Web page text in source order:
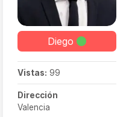
Diego
Vistas: 99
Dirección
Valencia